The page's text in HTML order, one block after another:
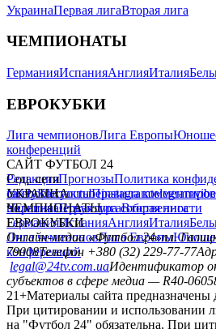
УкраинаПервая лигаВторая лига
ЧЕМПИОНАТЫ
ГерманияИспанияАнглияИталия
ЕВРОКУБКИ
Лига чемпионовЛига Европы
конференций
САЙТ ФУТБОЛ 24
РедакцияПрогнозыПолитика
сайтуКонтактыПравила
политикаСтруктура собственности
Соц. сети
facebookxyoutubeinstagramtelegram
УКРАИНА
УкраинаПервая лигаВторая лига
ЧЕМПИОНАТЫ
ГерманияИспанияАнглияИталия
ЕВРОКУБКИ
Лига чемпионовЛига Европы
конференций
Онлайн-медиа «Футбол 24»пл.
79008Телефон +380 (32) 229-77-77
legal@24tv.com.uaИдентификатор
субъектов в сфере медиа — R40-
21+Материалы сайта предназначены
При цитировании и использовании
на "Футбол 24" обязательна. При